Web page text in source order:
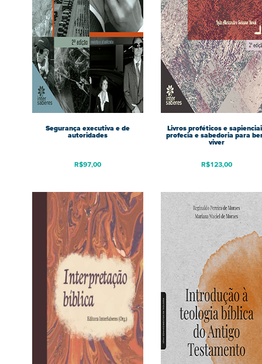
Segurança executiva e de
autoridades
R$97,00
Livros proféticos e
profecia e sabedoria para
viver
R$123,00